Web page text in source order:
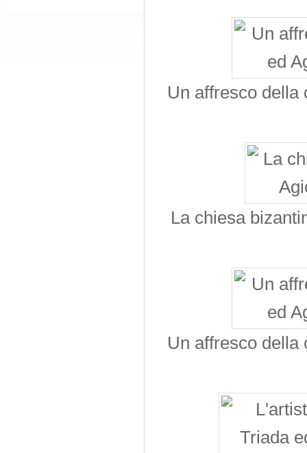
Un affresco della
La chiesa
Un affresco della